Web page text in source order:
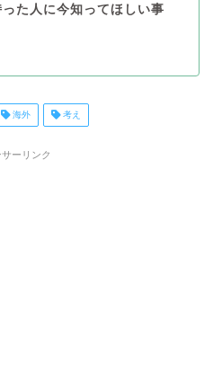
った人に今知ってほしい事
海外 考え
サーリンク